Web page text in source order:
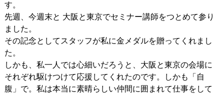
す。
先週、今週末と 大阪と東京でセミナー講師をつとめて参り
ました。
その記念としてスタッフが私に金メダルを贈ってくれまし
た。
しかも、私一人では心細いだろうと、大阪と東京の会場に
それぞれ駆けつけて応援してくれたのです。しかも「自
腹」で。私は本当に素晴らしい仲間に囲まれて仕事をして